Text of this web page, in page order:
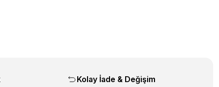
Kolay İade & Değişim